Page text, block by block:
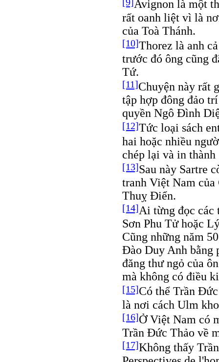
Avignon là một
rất oanh liệt vì là
của Toà Thánh.
[10]Thorez là anh
trước đó ông cũng
Tứ.
[11]Chuyện này rất
tập hợp đông đảo
quyền Ngô Đình
[12]Tức loại sách
hai hoặc nhiều
chép lại và in thành
[13]Sau này Sartre
tranh Việt Nam của
Thuỵ Điển.
[14]Ai từng đọc các
Sơn Phu Tử hoặc
Cũng những năm
Đào Duy Anh bằng
đăng thư ngỏ của
mà không có điều
[15]Có thể Trần
là nơi cách Ulm
[16]Ở Việt Nam có
Trần Đức Thảo về
[17]Không thấy